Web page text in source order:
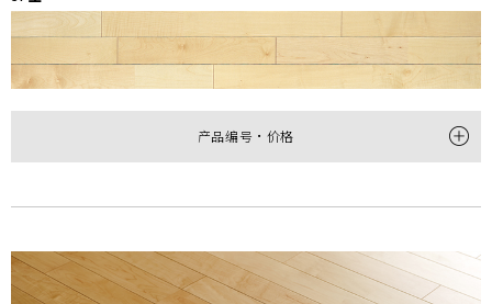
产品编号・价格
尺寸 (厚×宽×长㎜) 12×145×1,818 12×303×1,818